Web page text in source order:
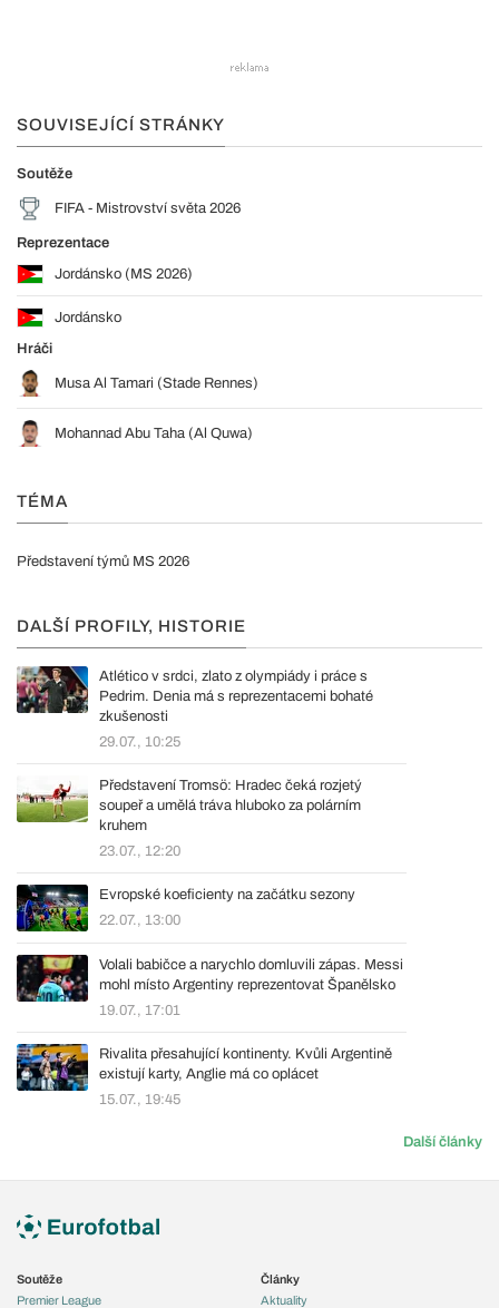
SOUVISEJÍCÍ STRÁNKY
Soutěže
FIFA - Mistrovství světa 2026
Reprezentace
Jordánsko (MS 2026)
Jordánsko
Hráči
Musa Al Tamari (Stade Rennes)
Mohannad Abu Taha (Al Quwa)
TÉMA
Představení týmů MS 2026
DALŠÍ PROFILY, HISTORIE
Atlético v srdci, zlato z olympiády i práce s
Pedrim. Denia má s reprezentacemi bohaté
zkušenosti
29.07., 10:25
Představení Tromsö: Hradec čeká rozjetý
soupeř a umělá tráva hluboko za polárním
kruhem
23.07., 12:20
Evropské koeficienty na začátku sezony
22.07., 13:00
Volali babičce a narychlo domluvili zápas. Messi
mohl místo Argentiny reprezentovat Španělsko
19.07., 17:01
Rivalita přesahující kontinenty. Kvůli Argentině
existují karty, Anglie má co oplácet
15.07., 19:45
Další články
Soutěže
Premier League
Články
Aktuality